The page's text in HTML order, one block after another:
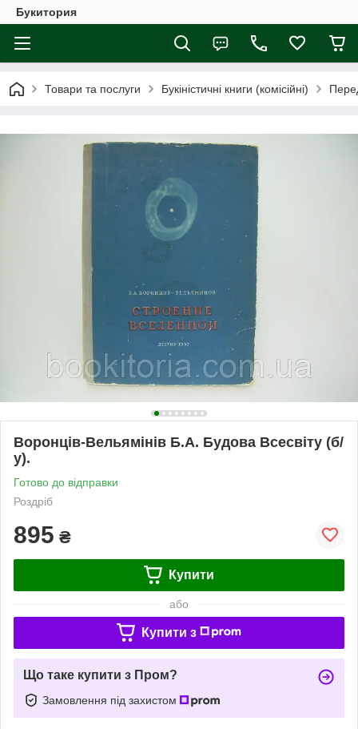
Букитория
Товари та послуги Букіністичні книги (комісійні)
Воронців-Вельямінів Б.А. Будова Всесвіту (б/
у).
Готово до відправки
Роздріб
895 ₴
Купити
або
Купити з
Що таке купити з Пром?
Замовлення під захистом